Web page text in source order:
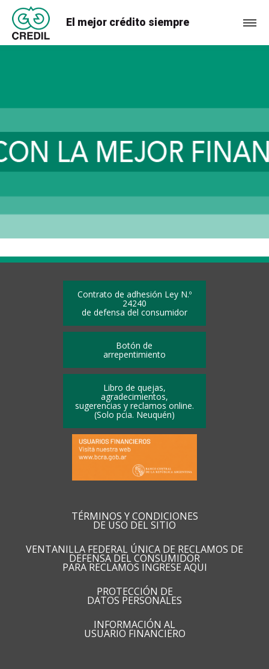
El mejor crédito siempre
Contrato de adhesión Ley N.º
24240
de defensa del consumidor
Botón de
arrepentimiento
Libro de quejas,
agradecimientos,
sugerencias y reclamos online.
(Solo pcia. Neuquén)
TÉRMINOS Y CONDICIONES
DE USO DEL SITIO
VENTANILLA FEDERAL ÚNICA DE RECLAMOS DE
DEFENSA DEL CONSUMIDOR
PARA RECLAMOS INGRESE AQUI
PROTECCIÓN DE
DATOS PERSONALES
INFORMACIÓN AL
USUARIO FINANCIERO